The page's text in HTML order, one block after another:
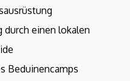
durch einen lokalen
Beduinencamps